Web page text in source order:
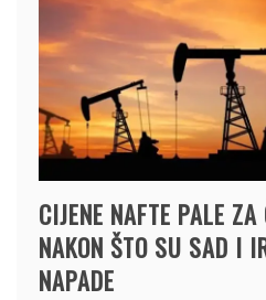
CIJENE NAFTE PALE
NAKON ŠTO SU SAD I
NAPADE